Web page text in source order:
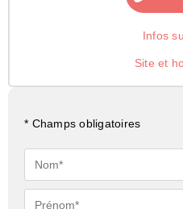
Infos
Site et
* Champs obligatoires
Nom*
Prénom*